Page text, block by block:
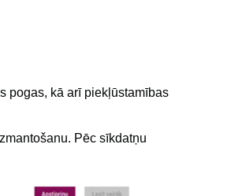
pogas, kā arī piekļūstamības
Pēc sīkdatņu